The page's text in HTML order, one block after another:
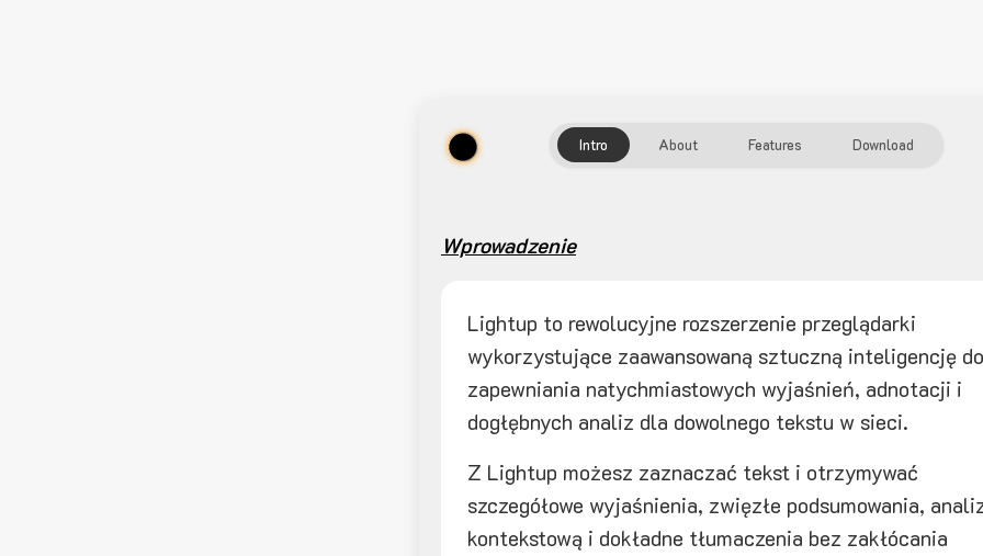
Intro About Features Download
Wprowadzenie
Lightup to rewolucyjne rozszerzenie przeglądarki
wykorzystujące zaawansowaną sztuczną inteligencję do
zapewniania natychmiastowych wyjaśnień, adnotacji i
dogłębnych analiz dla dowolnego tekstu w sieci.
Z Lightup możesz zaznaczać tekst i otrzymywać
szczegółowe wyjaśnienia, zwięzłe podsumowania,
kontekstową i dokładne tłumaczenia bez zakłócania